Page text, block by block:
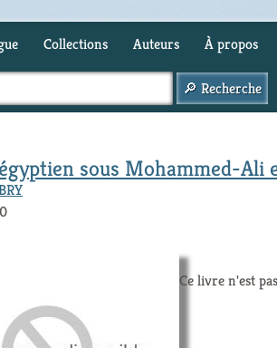
Collections Auteurs À propos
sous Mohammed-Ali
Ce livre n'est